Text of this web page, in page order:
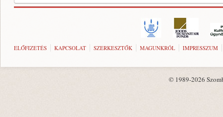
ELŐFIZETÉS KAPCSOLAT SZERKESZTŐK MAGUNKRÓL IMPRESSZUM
© 1989-2026